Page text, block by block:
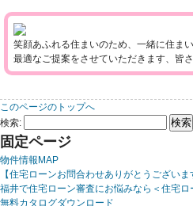
笑顔あふれる住まいのため、一緒に住ま
最適なご提案をさせていただきます、皆
このページのトップへ
検索:
固定ページ
物件情報MAP
【住宅ローンお問合わせありがとうございま
福井で住宅ローン審査にお悩みなら＜住宅ロ
無料カタログダウンロード